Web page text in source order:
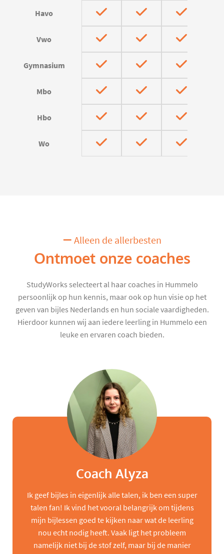
Havo
Vwo
Gymnasium
Mbo
Hbo
Wo
Alleen de allerbesten
Ontmoet onze coaches
StudyWorks selecteert al haar coaches in Hummelo
persoonlijk op hun kennis, maar ook op hun visie op het
geven van bijles Nederlands en hun sociale vaardigheden.
Hierdoor kunnen wij aan iedere leerling in Hummelo een
leuke en ervaren coach bieden.
Coach Alyza
Ik geef bijles in eigenlijk alle talen, ik ben een super
talen fan! Ik vind het vooral belangrijk om tijdens
mijn bijlessen goed te kijken naar wat de leerling
nou echt nodig heeft. Vaak ligt het probleem
namelijk niet bij de stof zelf, maar bij de manier